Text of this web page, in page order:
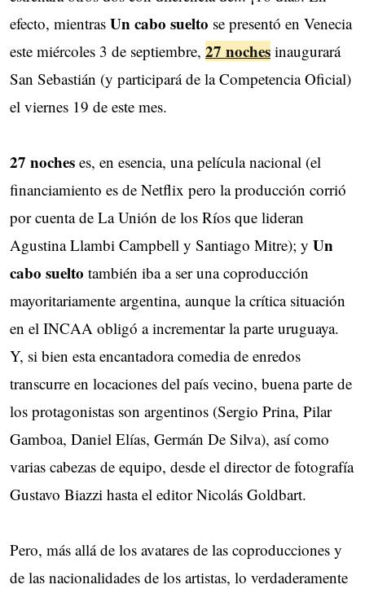
efecto, mientras Un cabo suelto se presentó en Venecia
este miércoles 3 de septiembre, 27 noches inaugurará
San Sebastián (y participará de la Competencia Oficial)
el viernes 19 de este mes.
27 noches es, en esencia, una película nacional (el
financiamiento es de Netflix pero la producción corrió
por cuenta de La Unión de los Ríos que lideran
Agustina Llambi Campbell y Santiago Mitre); y Un
cabo suelto también iba a ser una coproducción
mayoritariamente argentina, aunque la crítica situación
en el INCAA obligó a incrementar la parte uruguaya.
Y, si bien esta encantadora comedia de enredos
transcurre en locaciones del país vecino, buena parte de
los protagonistas son argentinos (Sergio Prina, Pilar
Gamboa, Daniel Elías, Germán De Silva), así como
varias cabezas de equipo, desde el director de fotografía
Gustavo Biazzi hasta el editor Nicolás Goldbart.
Pero, más allá de los avatares de las coproducciones y
de las nacionalidades de los artistas, lo verdaderamente